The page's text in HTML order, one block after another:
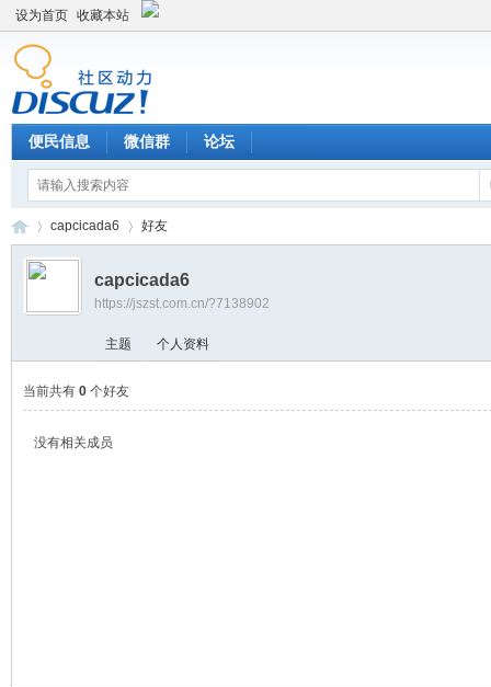
设为首页 收藏本站
便民信息 微信群 论坛
›
capcicada6 好友
capcicada6
https://jszst.com.cn/?7138902
主题 个人资料
当前共有 0个好友
没有相关成员